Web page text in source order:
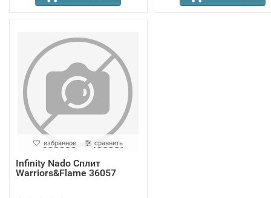
избранное сравнить
Infinity Nado Сплит
Warriors&Flame 36057